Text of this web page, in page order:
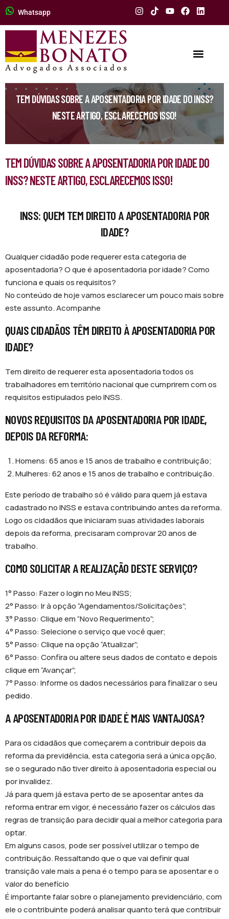
Whatsapp
TEM DÚVIDAS SOBRE A APOSENTADORIA POR IDADE DO INSS?
NESTE ARTIGO, ESCLARECEMOS ISSO!
TEM DÚVIDAS SOBRE A APOSENTADORIA POR IDADE DO
INSS? NESTE ARTIGO, ESCLARECEMOS ISSO!
INSS: QUEM TEM DIREITO A APOSENTADORIA POR
IDADE?
Qualquer cidadão pode requerer esta categoria de
aposentadoria? O que é aposentadoria por idade? Como
funciona e quais os requisitos?
No conteúdo de hoje vamos esclarecer um pouco mais sobre
este assunto. Acompanhe
QUAIS CIDADÃOS TÊM DIREITO À APOSENTADORIA POR
IDADE?
Tem direito de requerer esta aposentadoria todos os
trabalhadores em território nacional que cumprirem com os
requisitos estipulados pelo INSS.
NOVOS REQUISITOS DA APOSENTADORIA POR IDADE,
DEPOIS DA REFORMA:
Homens: 65 anos e 15 anos de trabalho e contribuição;
Mulheres: 62 anos e 15 anos de trabalho e contribuição.
Este período de trabalho só é válido para quem já estava
cadastrado no INSS e estava contribuindo antes da reforma.
Logo os cidadãos que iniciaram suas atividades laborais
depois da reforma, precisaram comprovar 20 anos de
trabalho.
COMO SOLICITAR A REALIZAÇÃO DESTE SERVIÇO?
1° Passo: Fazer o login no Meu INSS;
2° Passo: Ir à opção “Agendamentos/Solicitações”;
3° Passo: Clique em “Novo Requerimento”;
4° Passo: Selecione o serviço que você quer;
5° Passo: Clique na opção “Atualizar”;
6° Passo: Confira ou altere seus dados de contato e depois
clique em “Avançar”;
7° Passo: Informe os dados necessários para finalizar o seu
pedido.
A APOSENTADORIA POR IDADE É MAIS VANTAJOSA?
Para os cidadãos que começarem a contribuir depois da
reforma da previdência, esta categoria será a única opção,
se o segurado não tiver direito à aposentadoria especial ou
por invalidez.
Já para quem já estava perto de se aposentar antes da
reforma entrar em vigor, é necessário fazer os cálculos das
regras de transição para decidir qual a melhor categoria para
optar.
Em alguns casos, pode ser possível utilizar o tempo de
contribuição. Ressaltando que o que vai definir qual
transição vale mais a pena é o tempo para se aposentar e o
valor do benefício
É importante falar sobre o planejamento previdenciário, com
ele o contribuinte poderá analisar quanto terá que contribuir